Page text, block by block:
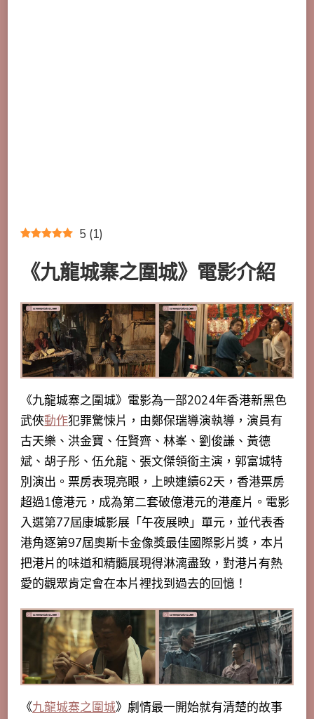
5 (1)
《九龍城寨之圍城》電影介紹
《九龍城寨之圍城》電影為一部2024年香港新黑色
武俠動作犯罪驚悚片，由鄭保瑞導演執導，演員有
古天樂、洪金寶、任賢齊、林峯、劉俊謙、黃德
斌、胡子彤、伍允龍、張文傑領銜主演，郭富城特
別演出。票房表現亮眼，上映連續62天，香港票房
超過1億港元，成為第二套破億港元的港產片。電影
入選第77屆康城影展「午夜展映」單元，並代表香
港角逐第97屆奧斯卡金像獎最佳國際影片獎，本片
把港片的味道和精髓展現得淋漓盡致， 對港片有熱
愛的觀眾肯定會在本片裡找到過去的回憶 ！
《九龍城寨之圍城》劇情最一開始就有清楚的故事